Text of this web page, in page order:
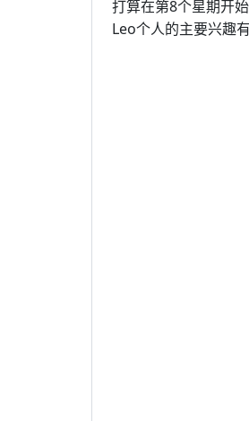
打算在第8个星期开
Leo个人的主要兴趣